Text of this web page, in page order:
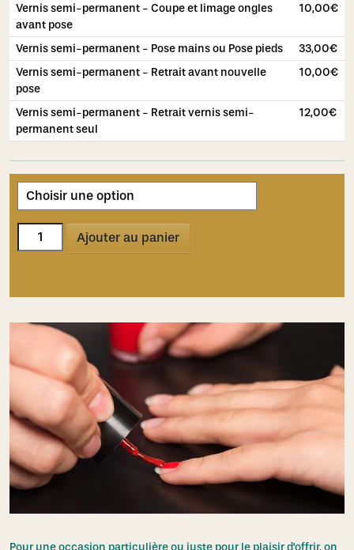
Pour une occasion particulière ou juste pour le plaisir d'offrir, on
Vernis semi-permanent - Coupe et limage ongles
avant pose
10,00€
Vernis semi-permanent - Pose mains ou Pose pieds 33,00€
Vernis semi-permanent - Retrait avant nouvelle
pose
10,00€
Vernis semi-permanent - Retrait vernis semi-
permanent seul
12,00€
quantité
de
Ajouter au panier